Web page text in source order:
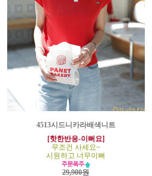
4513시드니카라배색니트
[핫한반응-이뻐요]
무조건 사세요~
시원하고 너무이뻐
29,900원